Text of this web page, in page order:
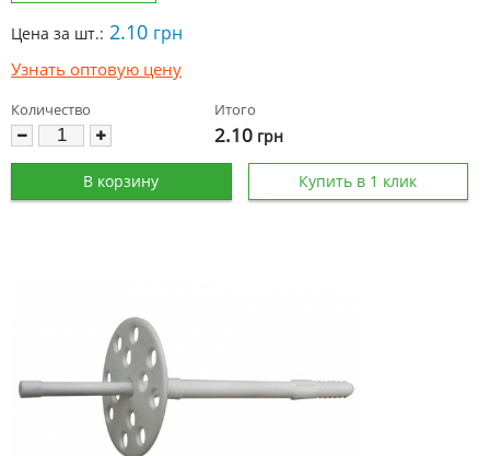
Цена за шт.: 2.10 грн
Узнать оптовую цену
Количество Итого
2.10 грн
В корзину Купить в 1 клик